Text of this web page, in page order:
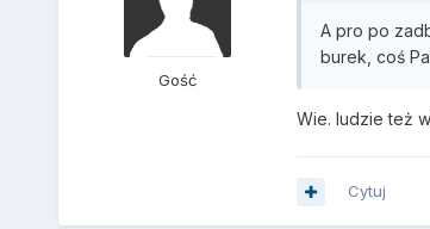
Gość
A pro po
burek, coś
Wie. ludzie też
Cytuj